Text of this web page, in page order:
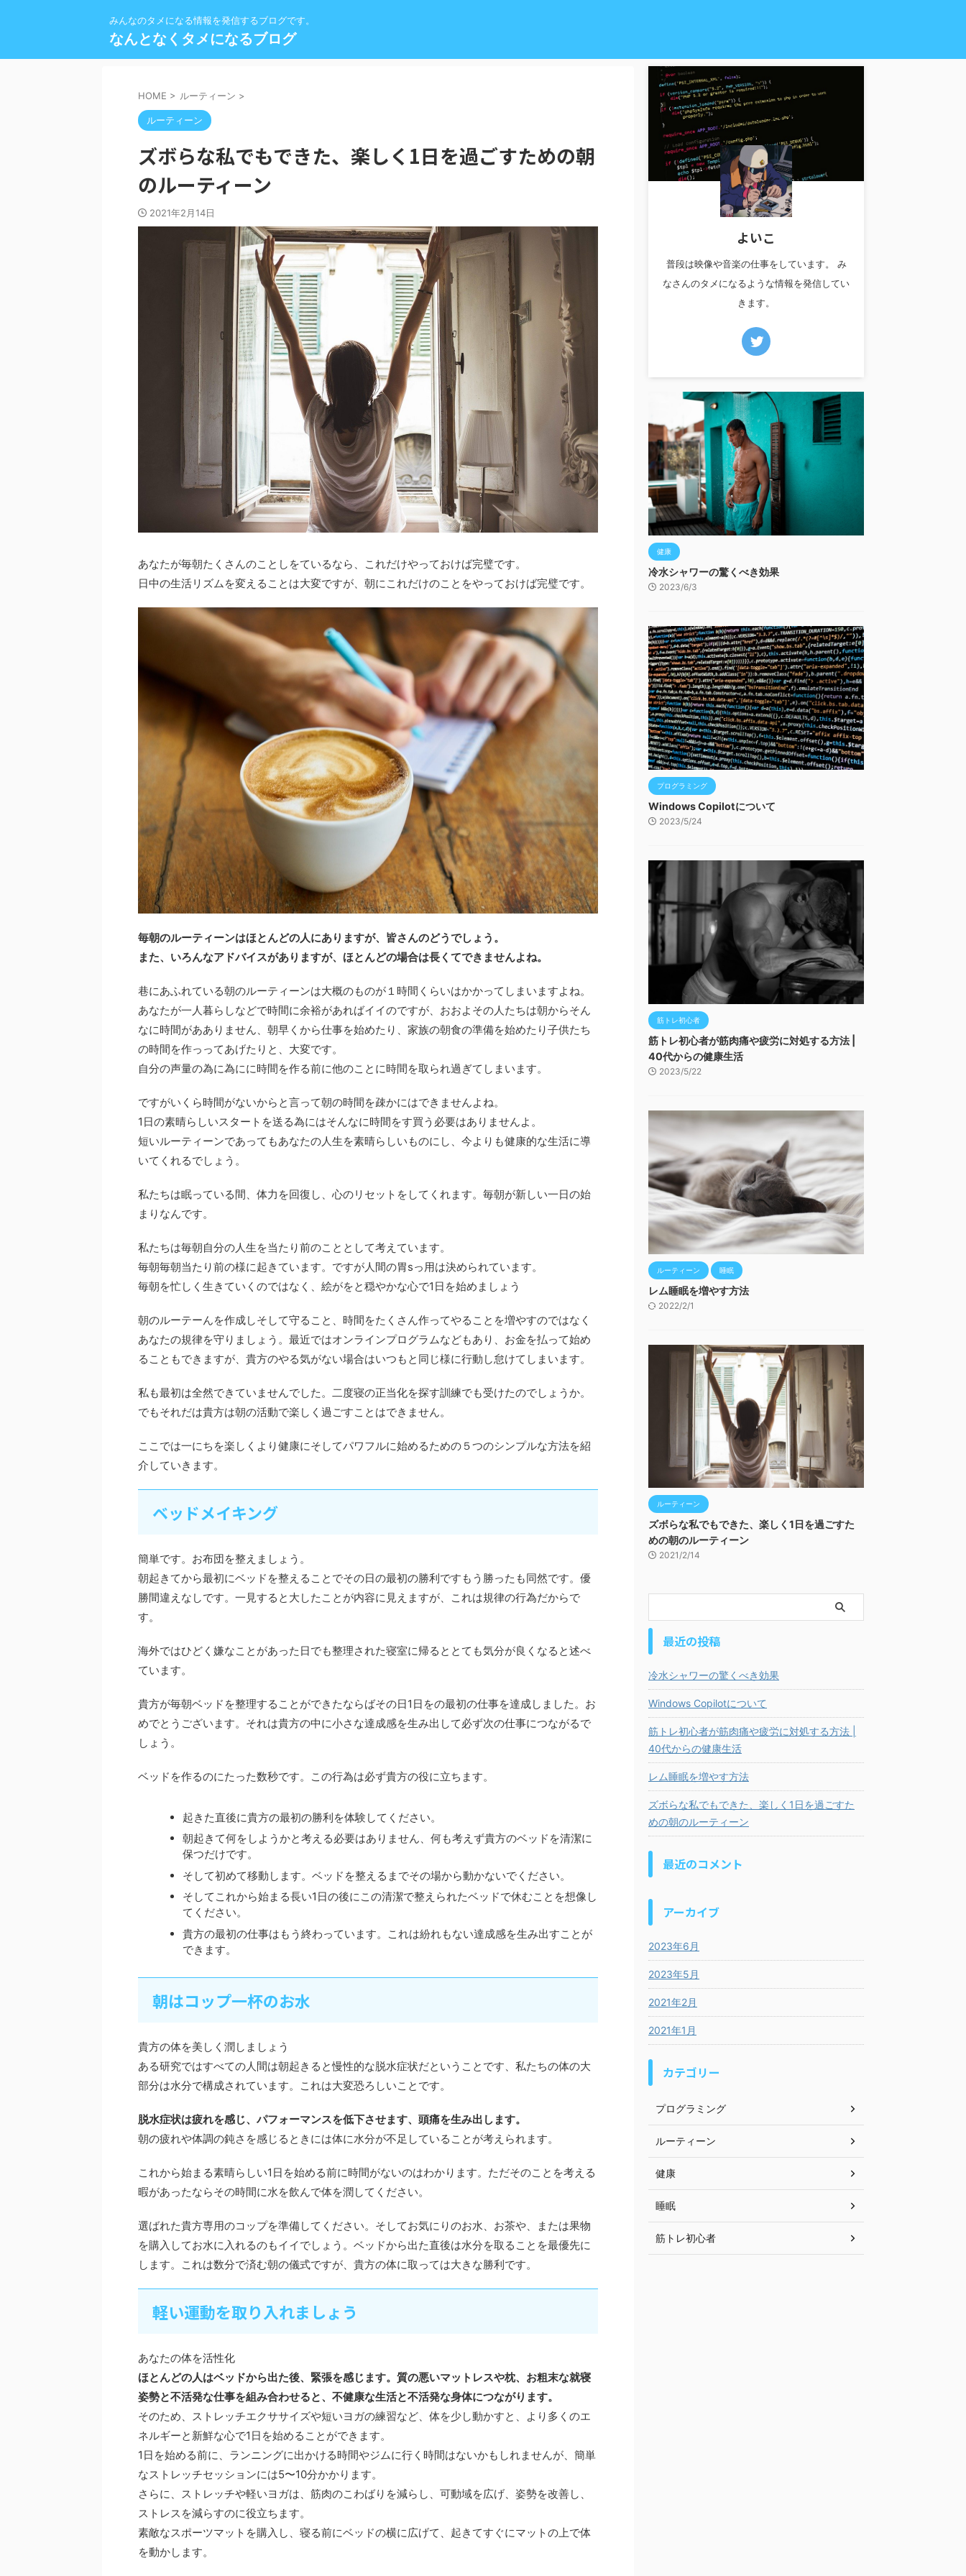
みんなのタメになる情報を発信するブログです。
なんとなくタメになるブログ
HOME > ルーティーン >
ルーティーン
ズボらな私でもできた、楽しく1日を過ごすための朝
のルーティーン
2021年2月14日
あなたが毎朝たくさんのことしをているなら、これだけやっておけば完璧です。
日中の生活リズムを変えることは大変ですが、朝にこれだけのことをやっておけば完璧です。
毎朝のルーティーンはほとんどの人にありますが、皆さんのどうでしょう。
また、いろんなアドバイスがありますが、ほとんどの場合は長くてできませんよね。
巷にあふれている朝のルーティーンは大概のものが１時間くらいはかかってしまいますよね。
あなたが一人暮らしなどで時間に余裕があればイイのですが、おおよその人たちは朝からそん
なに時間があありません、朝早くから仕事を始めたり、家族の朝食の準備を始めたり子供たち
の時間を作っってあげたりと、大変です。
自分の声量の為に為にに時間を作る前に他のことに時間を取られ過ぎてしまいます。
ですがいくら時間がないからと言って朝の時間を疎かにはできませんよね。
1日の素晴らしいスタートを送る為にはそんなに時間をす買う必要はありませんよ。
短いルーティーンであってもあなたの人生を素晴らしいものにし、今よりも健康的な生活に導
いてくれるでしょう。
私たちは眠っている間、体力を回復し、心のリセットをしてくれます。毎朝が新しい一日の始
まりなんです。
私たちは毎朝自分の人生を当たり前のこととして考えています。
毎朝毎朝当たり前の様に起きています。ですが人間の胃sっ用は決められています。
毎朝を忙しく生きていくのではなく、絵がをと穏やかな心で1日を始めましょう
朝のルーテーんを作成しそして守ること、時間をたくさん作ってやることを増やすのではなく
あなたの規律を守りましょう。最近ではオンラインプログラムなどもあり、お金を払って始め
ることもできますが、貴方のやる気がない場合はいつもと同じ様に行動し怠けてしまいます。
私も最初は全然できていませんでした。二度寝の正当化を探す訓練でも受けたのでしょうか。
でもそれだは貴方は朝の活動で楽しく過ごすことはできません。
ここでは一にちを楽しくより健康にそしてパワフルに始めるための５つのシンプルな方法を紹
介していきます。
ベッドメイキング
簡単です。お布団を整えましょう。
朝起きてから最初にベッドを整えることでその日の最初の勝利ですもう勝ったも同然です。優
勝間違えなしです。一見すると大したことが内容に見えますが、これは規律の行為だからで
す。
海外ではひどく嫌なことがあった日でも整理された寝室に帰るととても気分が良くなると述べ
ています。
貴方が毎朝ベッドを整理することができたならばその日1日をの最初の仕事を達成しました。お
めでとうございます。それは貴方の中に小さな達成感を生み出して必ず次の仕事につながるで
しょう。
ベッドを作るのにたった数秒です。この行為は必ず貴方の役に立ちます。
起きた直後に貴方の最初の勝利を体験してください。
朝起きて何をしようかと考える必要はありません、何も考えず貴方のベッドを清潔に
保つだけです。
そして初めて移動します。ベッドを整えるまでその場から動かないでください。
そしてこれから始まる長い1日の後にこの清潔で整えられたベッドで休むことを想像し
てください。
貴方の最初の仕事はもう終わっています。これは紛れもない達成感を生み出すことが
できます。
朝はコップ一杯のお水
貴方の体を美しく潤しましょう
ある研究ではすべての人間は朝起きると慢性的な脱水症状だということです、私たちの体の大
部分は水分で構成されています。これは大変恐ろしいことです。
脱水症状は疲れを感じ、パフォーマンスを低下させます、頭痛を生み出します。
朝の疲れや体調の鈍さを感じるときには体に水分が不足していることが考えられます。
これから始まる素晴らしい1日を始める前に時間がないのはわかります。ただそのことを考える
暇があったならその時間に水を飲んで体を潤してください。
選ばれた貴方専用のコップを準備してください。そしてお気にりのお水、お茶や、または果物
を購入してお水に入れるのもイイでしょう。ベッドから出た直後は水分を取ることを最優先に
します。これは数分で済む朝の儀式ですが、貴方の体に取っては大きな勝利です。
軽い運動を取り入れましょう
あなたの体を活性化
ほとんどの人はベッドから出た後、緊張を感じます。質の悪いマットレスや枕、お粗末な就寝
姿勢と不活発な仕事を組み合わせると、不健康な生活と不活発な身体につながります。
そのため、ストレッチエクササイズや短いヨガの練習など、体を少し動かすと、より多くのエ
ネルギーと新鮮な心で1日を始めることができます。
1日を始める前に、ランニングに出かける時間やジムに行く時間はないかもしれませんが、簡単
なストレッチセッションには5〜10分かかります。
さらに、ストレッチや軽いヨガは、筋肉のこわばりを減らし、可動域を広げ、姿勢を改善し、
ストレスを減らすのに役立ちます。
素敵なスポーツマットを購入し、寝る前にベッドの横に広げて、起きてすぐにマットの上で体
を動かします。
よいこ
普段は映像や音楽の仕事をしています。 み
なさんのタメになるような情報を発信してい
きます。
健康
冷水シャワーの驚くべき効果
2023/6/3
プログラミング
Windows Copilotについて
2023/5/24
筋トレ初心者
筋トレ初心者が筋肉痛や疲労に対処する方法 |
40代からの健康生活
2023/5/22
ルーティーン 睡眠
レム睡眠を増やす方法
2022/2/1
ルーティーン
ズボらな私でもできた、楽しく1日を過ごすた
めの朝のルーティーン
2021/2/14
最近の投稿
冷水シャワーの驚くべき効果
Windows Copilotについて
筋トレ初心者が筋肉痛や疲労に対処する方法 |
40代からの健康生活
レム睡眠を増やす方法
ズボらな私でもできた、楽しく1日を過ごすた
めの朝のルーティーン
最近のコメント
アーカイブ
2023年6月
2023年5月
2021年2月
2021年1月
カテゴリー
プログラミング
ルーティーン
健康
睡眠
筋トレ初心者